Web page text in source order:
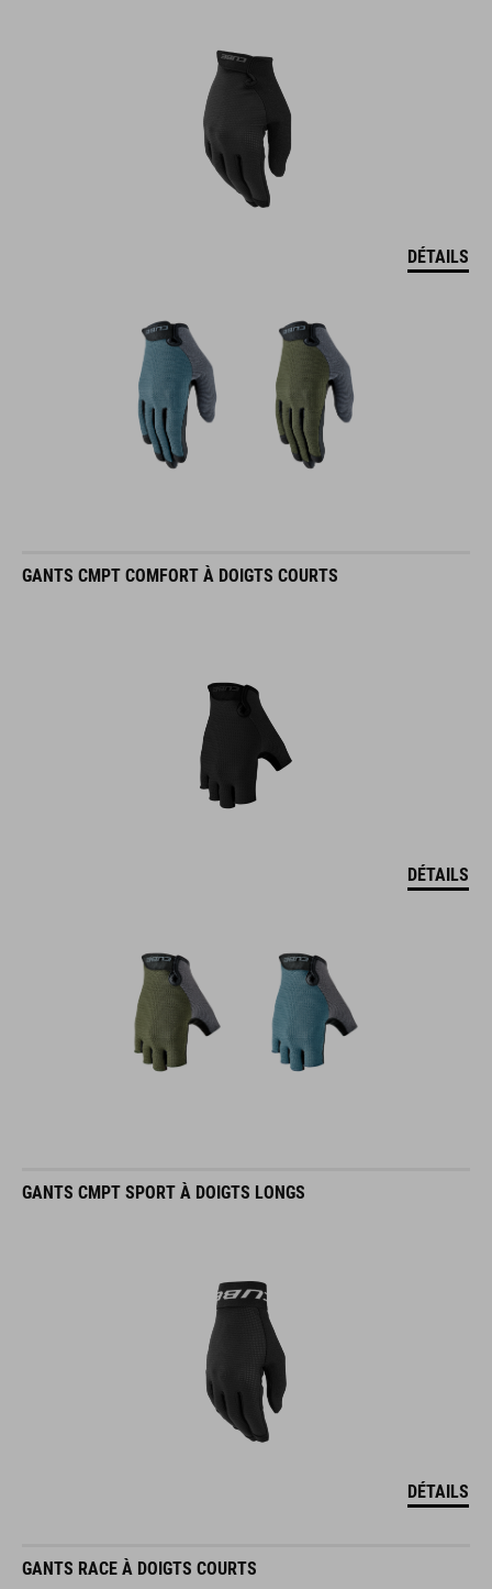
DÉTAILS
GANTS CMPT COMFORT À DOIGTS COURTS
DÉTAILS
GANTS CMPT SPORT À DOIGTS LONGS
DÉTAILS
GANTS RACE À DOIGTS COURTS